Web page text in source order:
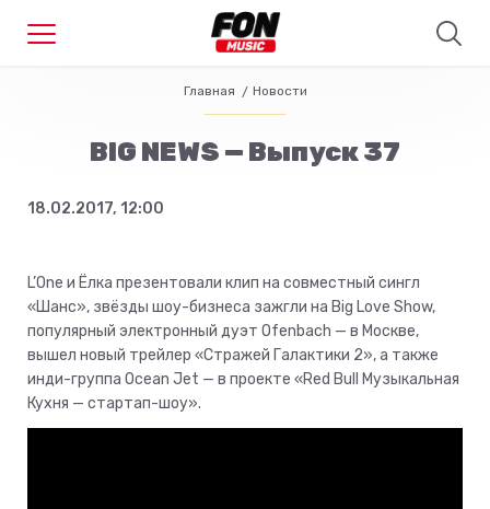
Главная Новости
BIG NEWS — Выпуск 37
18.02.2017, 12:00
L’One и Ёлка презентовали клип на совместный сингл
«Шанс», звёзды шоу-бизнеса зажгли на Big Love Show,
популярный электронный дуэт Ofenbach — в Москве,
вышел новый трейлер «Стражей Галактики 2», а также
инди-группа Ocean Jet — в проекте «Red Bull Музыкальная
Кухня — стартап-шоу».